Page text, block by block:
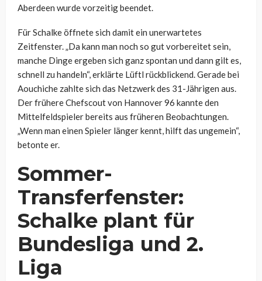
Aberdeen wurde vorzeitig beendet.
Für Schalke öffnete sich damit ein unerwartetes
Zeitfenster. „Da kann man noch so gut vorbereitet sein,
manche Dinge ergeben sich ganz spontan und dann gilt es,
schnell zu handeln“, erklärte Lüftl rückblickend. Gerade bei
Aouchiche zahlte sich das Netzwerk des 31-Jährigen aus.
Der frühere Chefscout von Hannover 96 kannte den
Mittelfeldspieler bereits aus früheren Beobachtungen.
„Wenn man einen Spieler länger kennt, hilft das ungemein“,
betonte er.
Sommer-
Transferfenster:
Schalke plant für
Bundesliga und 2.
Liga